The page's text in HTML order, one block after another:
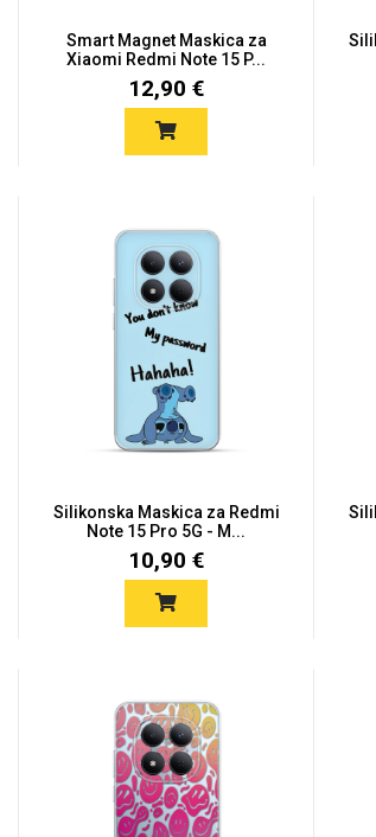
Smart Magnet Maskica za
Xiaomi Redmi Note 15 P...
12,90 €
Silikonska Maskica za Redmi
Note 15 Pro 5G - M...
10,90 €